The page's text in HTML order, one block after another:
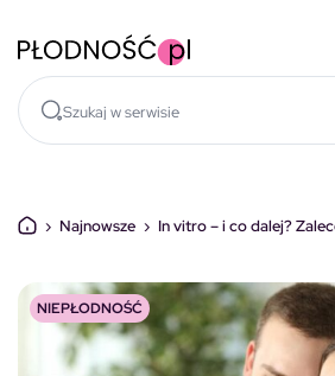
› Najnowsze › In vitro – i co dalej?
NIEPŁODNOŚĆ